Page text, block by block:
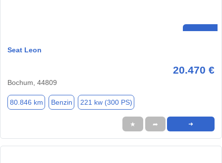
Seat Leon
20.470 €
Bochum, 44809
80.846 km Benzin 221 kw (300 PS)
★ ➦ ➜